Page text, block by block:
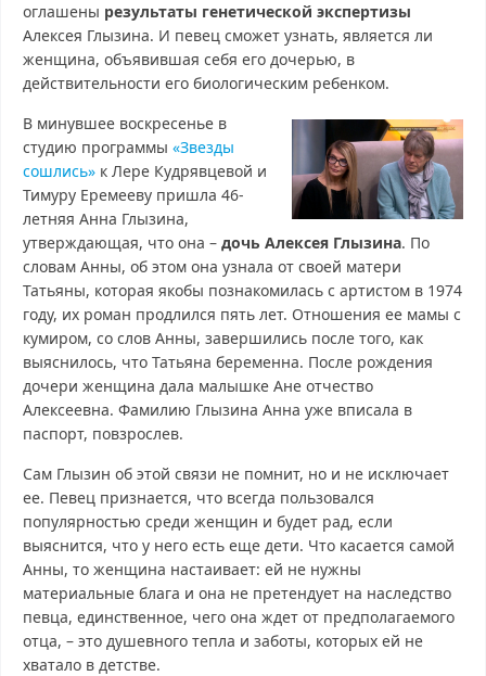
оглашены результаты генетической экспертизы
Алексея Глызина. И певец сможет узнать, является ли
женщина, объявившая себя его дочерью, в
действительности его биологическим ребенком.
В минувшее воскресенье в
студию программы «Звезды
сошлись» к Лере Кудрявцевой и
Тимуру Еремееву пришла 46-
летняя Анна Глызина,
утверждающая, что она – дочь Алексея Глызина. По
словам Анны, об этом она узнала от своей матери
Татьяны, которая якобы познакомилась с артистом в 1974
году, их роман продлился пять лет. Отношения ее мамы с
кумиром, со слов Анны, завершились после того, как
выяснилось, что Татьяна беременна. После рождения
дочери женщина дала малышке Ане отчество
Алексеевна. Фамилию Глызина Анна уже вписала в
паспорт, повзрослев.
Сам Глызин об этой связи не помнит, но и не исключает
ее. Певец признается, что всегда пользовался
популярностью среди женщин и будет рад, если
выяснится, что у него есть еще дети. Что касается самой
Анны, то женщина настаивает: ей не нужны
материальные блага и она не претендует на наследство
певца, единственное, чего она ждет от предполагаемого
отца, – это душевного тепла и заботы, которых ей не
хватало в детстве.